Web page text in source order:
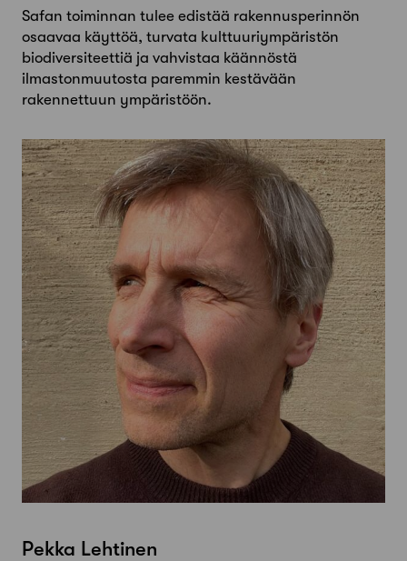
Safan toiminnan tulee edistää rakennusperinnön
osaavaa käyttöä, turvata kulttuuriympäristön
biodiversiteettiä ja vahvistaa käännöstä
ilmastonmuutosta paremmin kestävään
rakennettuun ympäristöön.
Pekka Lehtinen